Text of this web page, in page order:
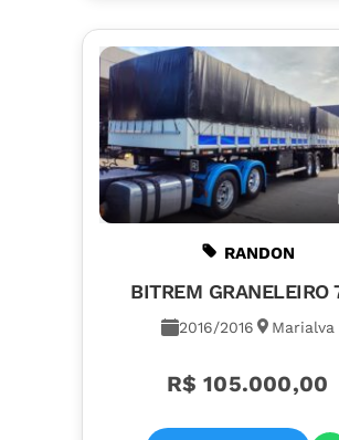
RANDON
BITREM GRANELEIRO
2016/2016 Marialva
R$ 105.000,00